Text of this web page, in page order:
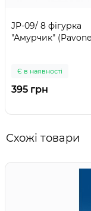
JP-09/ 8 фігурка
"Амурчик"
Є в наявності
395 грн
Схожі товари